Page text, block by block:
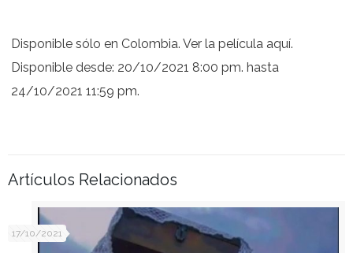
Disponible sólo en Colombia. Ver la película aquí.
Disponible desde: 20/10/2021 8:00 pm. hasta
24/10/2021 11:59 pm.
Artículos Relacionados
17/10/2021